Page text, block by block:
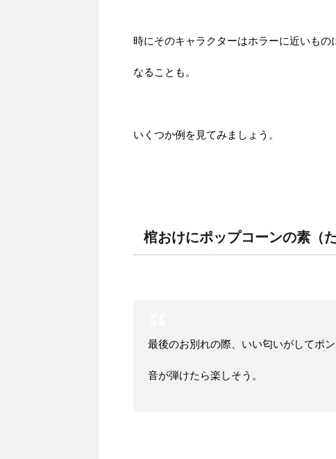
時にそのキャラクターはホラーに近いもの
なることも。
いくつか例を見てみましょう。
棺おけにポップコーンの素（た
最後のお別れの際、いい匂いがしてポ
音が弾けたら楽しそう。